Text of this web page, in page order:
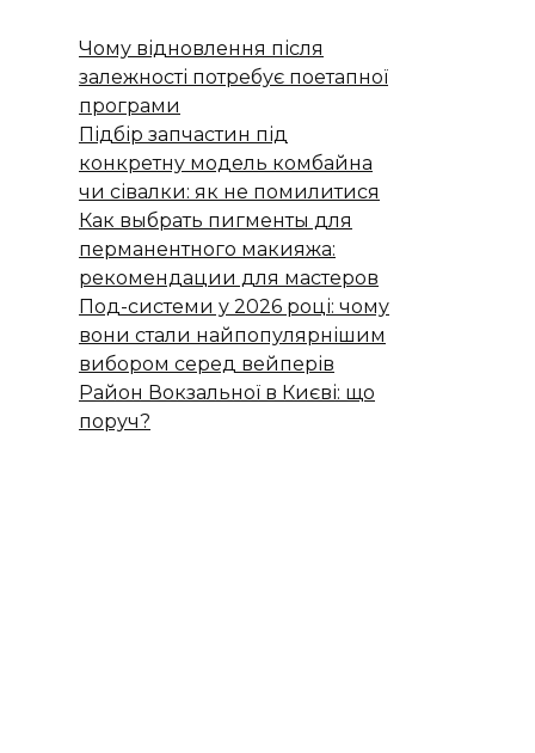
Чому відновлення після
залежності потребує поетапної
програми
Підбір запчастин під
конкретну модель комбайна
чи сівалки: як не помилитися
Как выбрать пигменты для
перманентного макияжа:
рекомендации для мастеров
Под-системи у 2026 році: чому
вони стали найпопулярнішим
вибором серед вейперів
Район Вокзальної в Києві: що
поруч?